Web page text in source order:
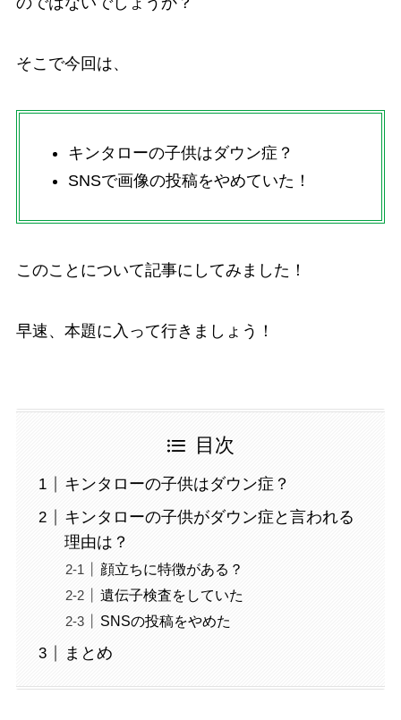
そこで今回は、
キンタローの子供はダウン症？
SNSで画像の投稿をやめていた！
このことについて記事にしてみました！
早速、本題に入って行きましょう！
目次
キンタローの子供はダウン症？
キンタローの子供がダウン症と言われる
理由は？
顔立ちに特徴がある？
遺伝子検査をしていた
SNSの投稿をやめた
まとめ